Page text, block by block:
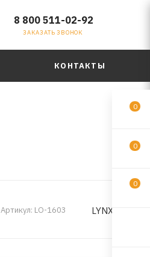
8 800 511-02-92
ЗАКАЗАТЬ ЗВОНОК
КОНТАКТЫ
Артикул: LO-1603 LYNXauto
0
0
0